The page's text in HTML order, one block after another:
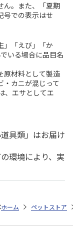
ん。また、「夏期
号での表示はせ
」「えび」「か
いる場合に品目名
原材料として製造
・カニが混じって
、エサとしてエ
具類」はお届け
環境により、実
用） モルモット
フード フード（小
ホーム ペットストア